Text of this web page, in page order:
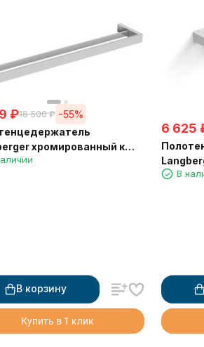
₽16 500 ₽ -55%
хромированный к
двойной 60 см 36002A
В корзину
Купить в 1 клик
6 625
стене
В